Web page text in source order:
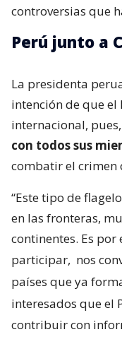
controversias que
Perú junto a
La presidenta
intención de que el
internacional,
con todos sus
combatir el crimen
“Este tipo de
en las fronteras,
continentes. Es por
participar, nos
países que ya
interesados que el
contribuir con